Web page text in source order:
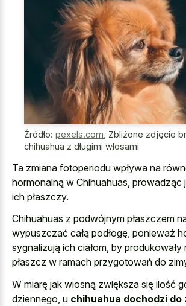
Źródło: pexels.com, Zbliżone zdjęcie
chihuahua z długimi włosami
Ta zmiana fotoperiodu wpływa na
hormonalną w Chihuahuas, prowadząc
ich płaszczy.
Chihuahuas z podwójnym płaszczem
wypuszczać całą podłogę, ponieważ
sygnalizują ich ciałom, by
płaszcz w ramach przygotowań do
W miarę jak wiosną zwiększa się ilość
dziennego, u chihuahua dochodzi do